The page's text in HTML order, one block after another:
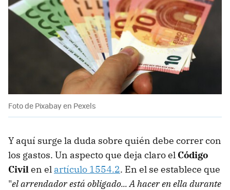
Foto de Pixabay en Pexels
Y aquí surge la duda sobre quién debe correr con
los gastos. Un aspecto que deja claro el Código
Civil en el artículo 1554.2. En el se establece que
"el arrendador está obligado... A hacer en ella durante